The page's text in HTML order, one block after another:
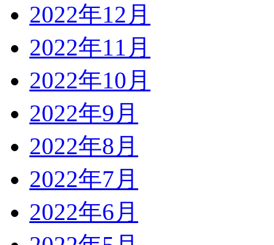
2022年12月
2022年11月
2022年10月
2022年9月
2022年8月
2022年7月
2022年6月